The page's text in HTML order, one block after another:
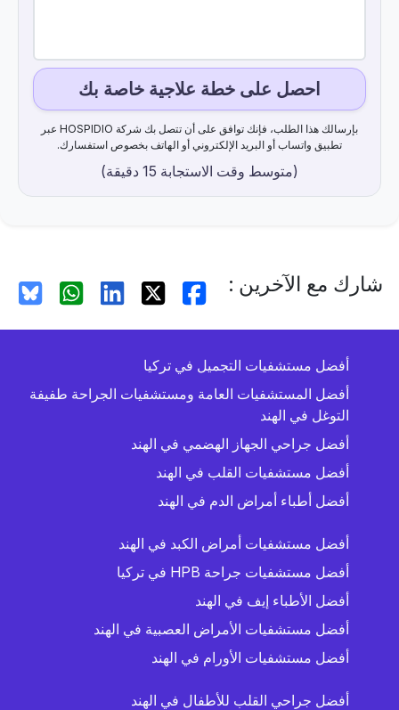
احصل على خطة علاجية خاصة بك
بإرسالك هذا الطلب، فإنك توافق على أن تتصل بك شركة HOSPIDIO عبر
تطبيق واتساب أو البريد الإلكتروني أو الهاتف بخصوص استفسارك.
(متوسط ​​وقت الاستجابة 15 دقيقة)
شارك مع الآخرين :
أفضل مستشفيات التجميل في تركيا
أفضل المستشفيات العامة ومستشفيات الجراحة طفيفة
التوغل في الهند
أفضل جراحي الجهاز الهضمي في الهند
أفضل مستشفيات القلب في الهند
أفضل أطباء أمراض الدم في الهند
أفضل مستشفيات أمراض الكبد في الهند
أفضل مستشفيات جراحة HPB في تركيا
أفضل الأطباء إيف في الهند
أفضل مستشفيات الأمراض العصبية في الهند
أفضل مستشفيات الأورام في الهند
أفضل جراحي القلب للأطفال في الهند